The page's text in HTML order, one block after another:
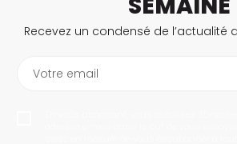
Recevez un condensé de l’actualité
Votre email